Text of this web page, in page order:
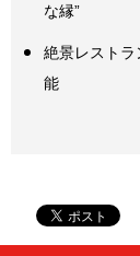
な縁”
絶景レスト
能